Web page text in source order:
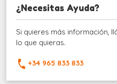
¿Necesitas Ayuda?
Si quieres más información,
lo que quieras.
+34 965 833 833